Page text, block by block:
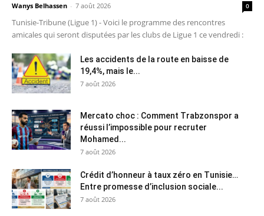
Wanys Belhassen - 7 août 2026 0
Tunisie-Tribune (Ligue 1) - Voici le programme des rencontres
amicales qui seront disputées par les clubs de Ligue 1 ce vendredi :
Les accidents de la route en baisse de
19,4%, mais le...
7 août 2026
Mercato choc : Comment Trabzonspor a
réussi l’impossible pour recruter
Mohamed...
7 août 2026
Crédit d’honneur à taux zéro en Tunisie…
Entre promesse d’inclusion sociale...
7 août 2026